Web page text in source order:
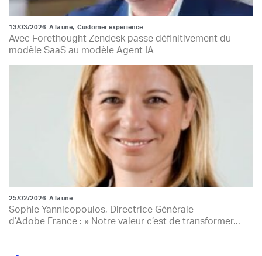
13/03/2026 A la une, Customer experience
Avec Forethought Zendesk passe définitivement du
modèle SaaS au modèle Agent IA
25/02/2026 A la une
Sophie Yannicopoulos, Directrice Générale
d’Adobe France : » Notre valeur c’est de transformer...